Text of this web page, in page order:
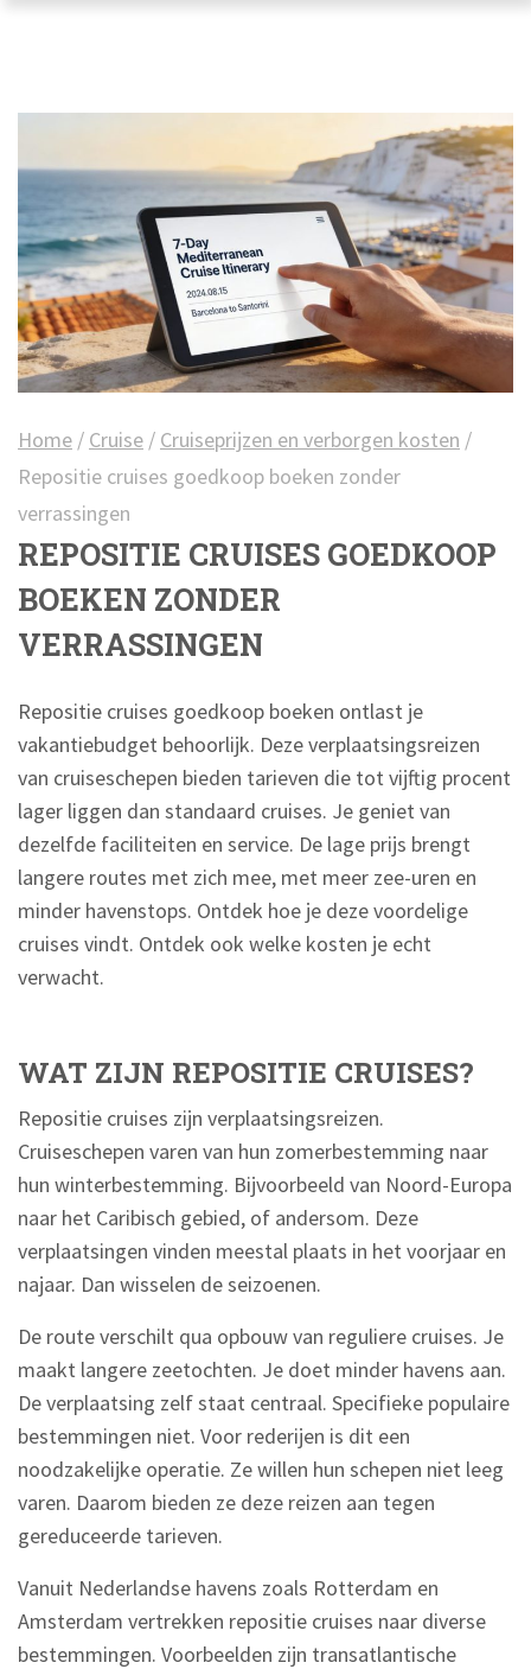
Home / Cruise / Cruiseprijzen en verborgen kosten /
Repositie cruises goedkoop boeken zonder
verrassingen
REPOSITIE CRUISES GOEDKOOP
BOEKEN ZONDER
VERRASSINGEN
Repositie cruises goedkoop boeken ontlast je
vakantiebudget behoorlijk. Deze verplaatsingsreizen
van cruiseschepen bieden tarieven die tot vijftig procent
lager liggen dan standaard cruises. Je geniet van
dezelfde faciliteiten en service. De lage prijs brengt
langere routes met zich mee, met meer zee-uren en
minder havenstops. Ontdek hoe je deze voordelige
cruises vindt. Ontdek ook welke kosten je echt
verwacht.
WAT ZIJN REPOSITIE CRUISES?
Repositie cruises zijn verplaatsingsreizen.
Cruiseschepen varen van hun zomerbestemming naar
hun winterbestemming. Bijvoorbeeld van Noord-Europa
naar het Caribisch gebied, of andersom. Deze
verplaatsingen vinden meestal plaats in het voorjaar en
najaar. Dan wisselen de seizoenen.
De route verschilt qua opbouw van reguliere cruises. Je
maakt langere zeetochten. Je doet minder havens aan.
De verplaatsing zelf staat centraal. Specifieke populaire
bestemmingen niet. Voor rederijen is dit een
noodzakelijke operatie. Ze willen hun schepen niet leeg
varen. Daarom bieden ze deze reizen aan tegen
gereduceerde tarieven.
Vanuit Nederlandse havens zoals Rotterdam en
Amsterdam vertrekken repositie cruises naar diverse
bestemmingen. Voorbeelden zijn transatlantische